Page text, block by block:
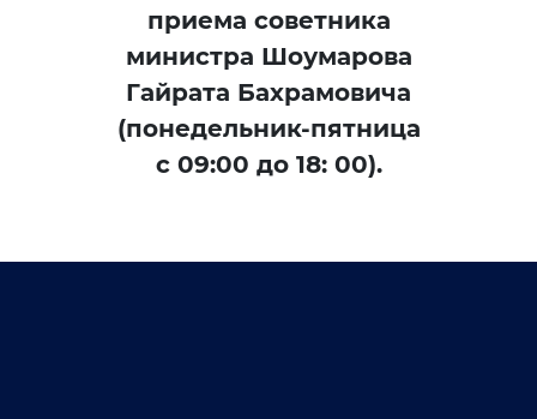
Информационная служба
Пресс релизы
СМИ о Нас
Доклады
приема советника
министра Шоумарова
Гайрата Бахрамовича
(понедельник-пятница
с 09:00 до 18: 00).